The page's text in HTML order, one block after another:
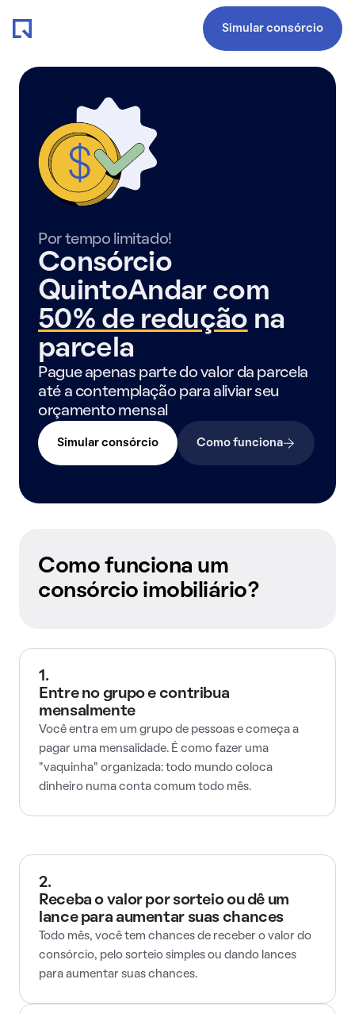
Simular consórcio
Por tempo limitado!
Consórcio
QuintoAndar com
50% de redução na
parcela
Pague apenas parte do valor da parcela
até a contemplação para aliviar seu
orçamento mensal
Simular consórcio Como funciona
Como funciona um
consórcio imobiliário?
1.
Entre no grupo e contribua
mensalmente
Você entra em um grupo de pessoas e começa a
pagar uma mensalidade. É como fazer uma
"vaquinha" organizada: todo mundo coloca
dinheiro numa conta comum todo mês.
2.
Receba o valor por sorteio ou dê um
lance para aumentar suas chances
Todo mês, você tem chances de receber o valor do
consórcio, pelo sorteio simples ou dando lances
para aumentar suas chances.